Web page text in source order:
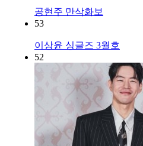
공현주 만삭화보
53
이상윤 싱글즈 3월호
52